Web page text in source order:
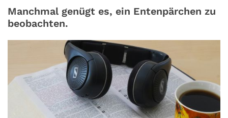
Manchmal genügt es, ein Entenpärchen zu
beobachten.